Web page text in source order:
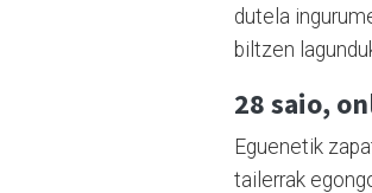
dutela
biltzen
28 saio,
Eguenetik
tailerrak